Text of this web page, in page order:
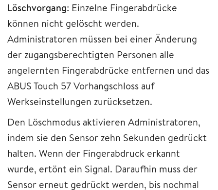
Löschvorgang: Einzelne Fingerabdrücke
können nicht gelöscht werden.
Administratoren müssen bei einer Änderung
der zugangsberechtigten Personen alle
angelernten Fingerabdrücke entfernen und das
ABUS Touch 57 Vorhangschloss auf
Werkseinstellungen zurücksetzen.
Den Löschmodus aktivieren Administratoren,
indem sie den Sensor zehn Sekunden gedrückt
halten. Wenn der Fingerabdruck erkannt
wurde, ertönt ein Signal. Daraufhin muss der
Sensor erneut gedrückt werden, bis nochmal